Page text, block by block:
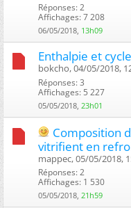
Réponses: 2
Affichages: 7 208
06/05/2018, 13h09
Enthalpie et
bokcho, 04/05/2018,
Réponses: 3
Affichages: 5 227
05/05/2018, 23h01
Composition
vitrifient en
mappec, 05/05/2018,
Réponses: 2
Affichages: 1 530
05/05/2018, 21h59